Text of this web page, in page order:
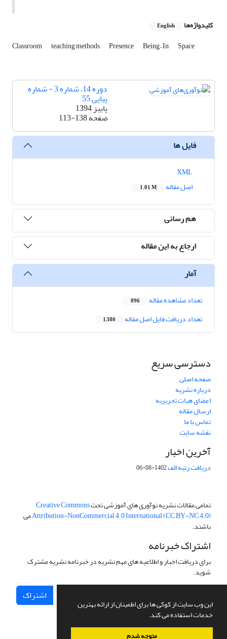
این وب سایت از کوکی ها برای اطمینان از ارائه بهترین
خدمات استفاده می کند.
متوجه شدم
کلیدواژه‌ها English
Classroom teaching methods Presence Being – In Space
دوره 14، شماره 3 - شماره
پیاپی 55
پاییز 1394
صفحه113-138
فایل ها
اصل مقاله
1.01 M
هم رسانی
ارجاع به این مقاله
آمار
تعداد مشاهده مقاله 896
تعداد دریافت فایل اصل مقاله 1,380
دسترسی سریع
صفحه اصلی
درباره نشریه
اعضای هیات تحریریه
ارسال مقاله
تماس با ما
نقشه سایت
آخرین اخبار
دریافت رتبه الف1402-08-06
تمامی مقالات نشریه نوآوری های آموزشی تحتCreative Commons
Attribution-NonCommercial 4.0 International (CC BY-NC 4.0)می
باشند.
اشتراک خبرنامه
برای دریافت اخبار و اطلاعیه های مهم نشریه در خبرنامه نشریه مشترک
شوید.
اشتراک